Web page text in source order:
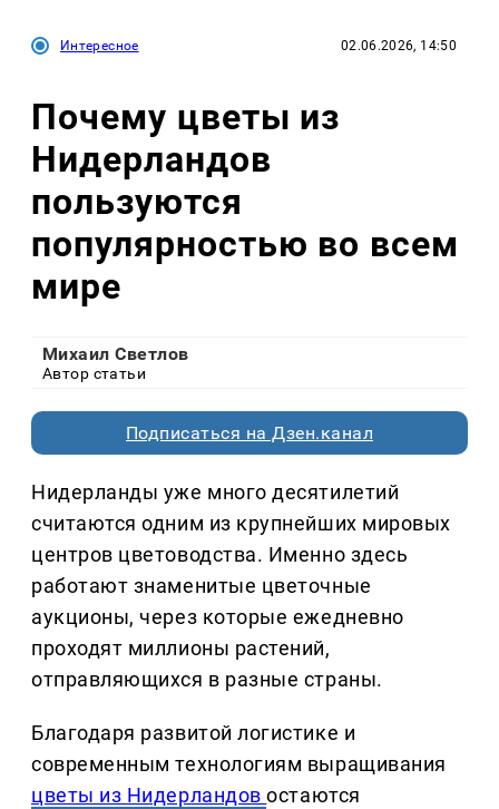
Интересное 02.06.2026, 14:50
Почему цветы из
Нидерландов
пользуются
популярностью во всем
мире
Михаил Светлов
Автор статьи
Подписаться на Дзен.канал
Нидерланды уже много десятилетий
считаются одним из крупнейших мировых
центров цветоводства. Именно здесь
работают знаменитые цветочные
аукционы, через которые ежедневно
проходят миллионы растений,
отправляющихся в разные страны.
Благодаря развитой логистике и
современным технологиям выращивания
цветы из Нидерландовостаются